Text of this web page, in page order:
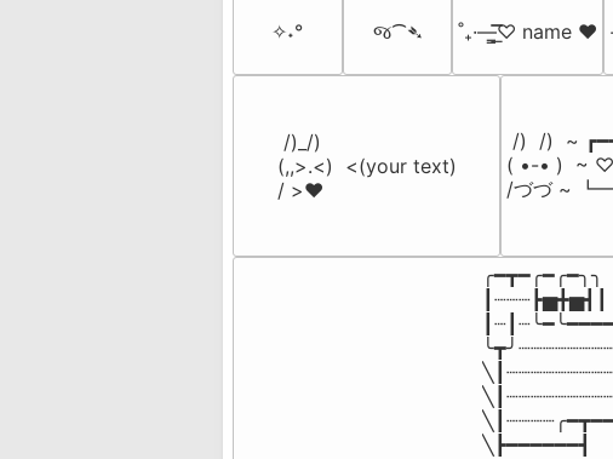
✧˖° જ⁀➴ ˚₊·—̳͟͞͞♡ name ♥️
/)_/)
(,,>.<)  <(your text)
/ >❤️
/)  /)  ~
( •-• )  ~
/づづ ~
╭━┳━╭━╭━╮╮
┃┈┈┈┣▅╋▅┫┃
╲┣━━━━━━┫﻿